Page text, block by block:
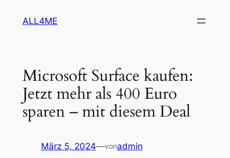
InhaltALL4ME
Microsoft Surface kaufen:
Jetzt mehr als 400 Euro
sparen – mit diesem Deal
März 5, 2024—vonadmin